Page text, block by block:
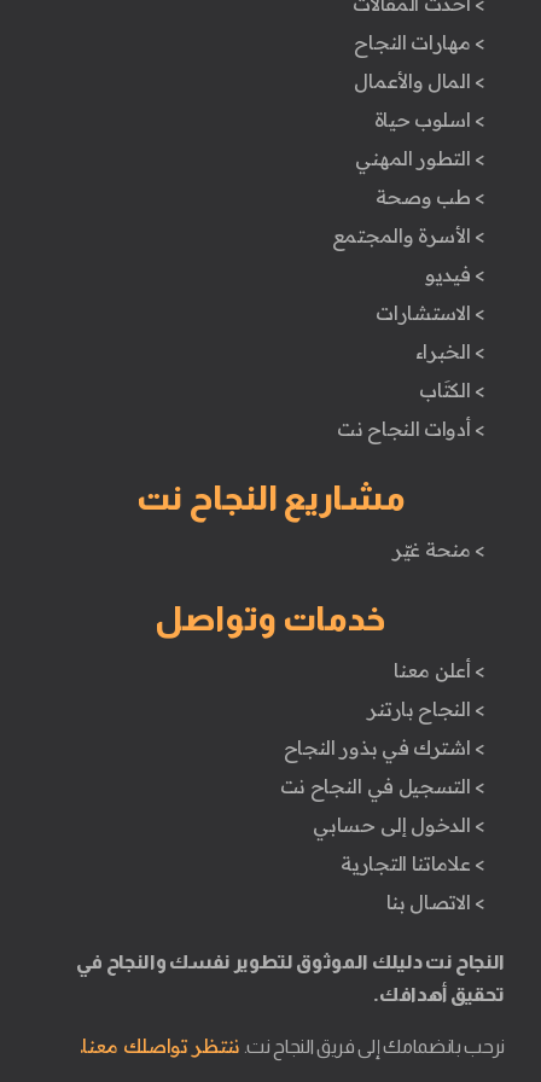
> مهارات النجاح
> المال والأعمال
> اسلوب حياة
> التطور المهني
> طب وصحة
> الأسرة والمجتمع
> فيديو
> الاستشارات
> الخبراء
> الكتَاب
> أدوات النجاح نت
مشاريع النجاح نت
> منحة غيّر
خدمات وتواصل
> أعلن معنا
> النجاح بارتنر
> اشترك في بذور النجاح
> التسجيل في النجاح نت
> الدخول إلى حسابي
> علاماتنا التجارية
> الاتصال بنا
النجاح نت دليلك الموثوق لتطوير نفسك والنجاح في
تحقيق أهدافك.
نرحب بانضمامك إلى فريق النجاح نت. ننتظر تواصلك معنا.